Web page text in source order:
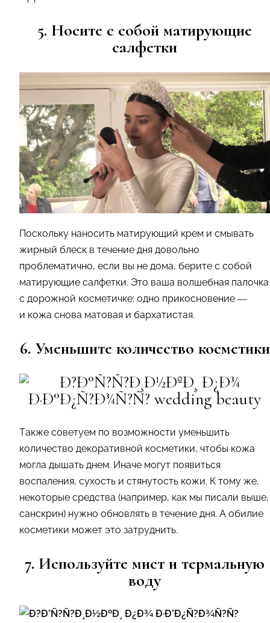
5. Носите с собой матирующие
салфетки
Поскольку наносить матирующий крем и смывать
жирный блеск в течение дня довольно
проблематично, если вы не дома, берите с собой
матирующие салфетки. Это ваша волшебная палочка
с дорожной косметичке: одно прикосновение —
и кожа снова матовая и бархатистая.
6. Уменьшите количество косметики
Также советуем по возможности уменьшить
количество декоративной косметики, чтобы кожа
могла дышать днем. Иначе могут появиться
воспаления, сухость и стянутость кожи. К тому же,
некоторые средства (например, как мы писали выше,
санскрин) нужно обновлять в течение дня. А обилие
косметики может это затруднить.
7. Используйте мист и термальную
воду